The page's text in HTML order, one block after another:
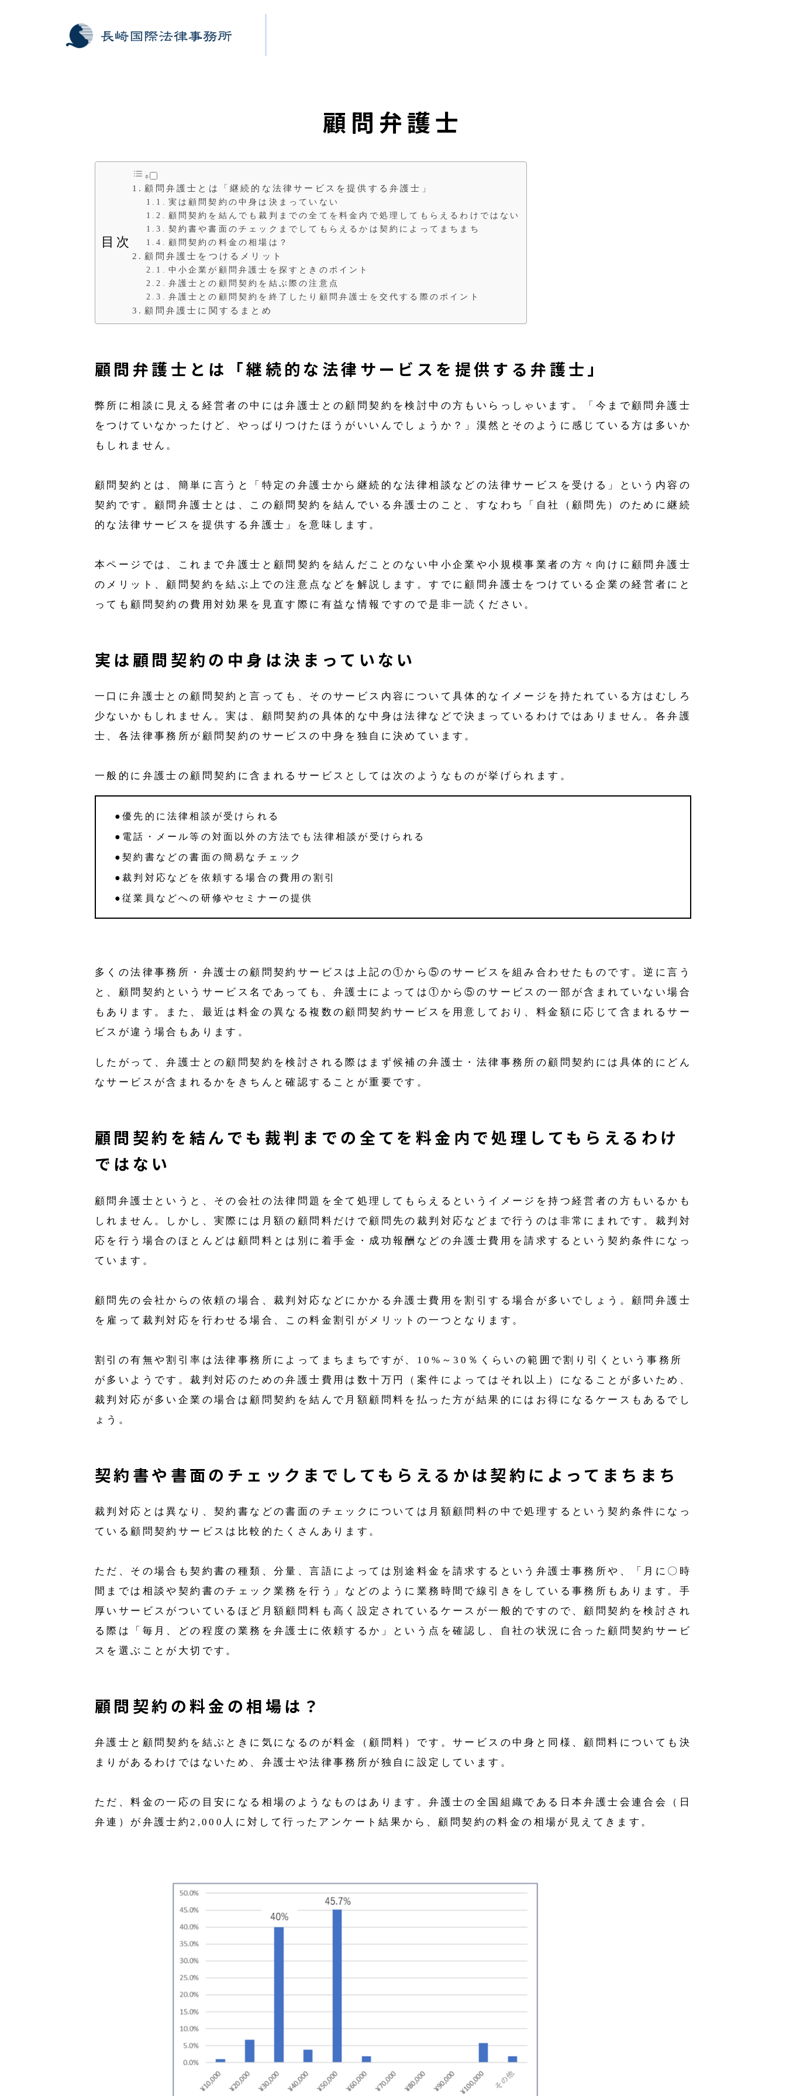
顧問弁護士
目次
顧問弁護士とは「継続的な法律サービスを提供する弁護士」
実は顧問契約の中身は決まっていない
顧問契約を結んでも裁判までの全てを料金内で処理してもらえるわけではない
契約書や書面のチェックまでしてもらえるかは契約によってまちまち
顧問契約の料金の相場は？
顧問弁護士をつけるメリット
中小企業が顧問弁護士を探すときのポイント
弁護士との顧問契約を結ぶ際の注意点
弁護士との顧問契約を終了したり顧問弁護士を交代する際のポイント
顧問弁護士に関するまとめ
顧問弁護士とは「継続的な法律サービスを提供する弁護士」
弊所に相談に見える経営者の中には弁護士との顧問契約を検討中の方もいらっしゃいます。「今まで顧問弁護士
をつけていなかったけど、やっぱりつけたほうがいいんでしょうか？」漠然とそのように感じている方は多いか
もしれません。
顧問契約とは、簡単に言うと「特定の弁護士から継続的な法律相談などの法律サービスを受ける」という内容の
契約です。顧問弁護士とは、この顧問契約を結んでいる弁護士のこと、すなわち「自社（顧問先）のために継続
的な法律サービスを提供する弁護士」を意味します。
本ページでは、これまで弁護士と顧問契約を結んだことのない中小企業や小規模事業者の方々向けに顧問弁護士
のメリット、顧問契約を結ぶ上での注意点などを解説します。すでに顧問弁護士をつけている企業の経営者にと
っても顧問契約の費用対効果を見直す際に有益な情報ですので是非一読ください。
実は顧問契約の中身は決まっていない
一口に弁護士との顧問契約と言っても、そのサービス内容について具体的なイメージを持たれている方はむしろ
少ないかもしれません。実は、顧問契約の具体的な中身は法律などで決まっているわけではありません。各弁護
士、各法律事務所が顧問契約のサービスの中身を独自に決めています。
一般的に弁護士の顧問契約に含まれるサービスとしては次のようなものが挙げられます。
●優先的に法律相談が受けられる
●電話・メール等の対面以外の方法でも法律相談が受けられる
●契約書などの書面の簡易なチェック
●裁判対応などを依頼する場合の費用の割引
●従業員などへの研修やセミナーの提供
多くの法律事務所・弁護士の顧問契約サービスは上記の①から⑤のサービスを組み合わせたものです。逆に言う
と、顧問契約というサービス名であっても、弁護士によっては①から⑤のサービスの一部が含まれていない場合
もあります。また、最近は料金の異なる複数の顧問契約サービスを用意しており、料金額に応じて含まれるサー
ビスが違う場合もあります。
したがって、弁護士との顧問契約を検討される際はまず候補の弁護士・法律事務所の顧問契約には具体的にどん
なサービスが含まれるかをきちんと確認することが重要です。
顧問契約を結んでも裁判までの全てを料金内で処理してもらえるわけ
ではない
顧問弁護士というと、その会社の法律問題を全て処理してもらえるというイメージを持つ経営者の方もいるかも
しれません。しかし、実際には月額の顧問料だけで顧問先の裁判対応などまで行うのは非常にまれです。裁判対
応を行う場合のほとんどは顧問料とは別に着手金・成功報酬などの弁護士費用を請求するという契約条件になっ
ています。
顧問先の会社からの依頼の場合、裁判対応などにかかる弁護士費用を割引する場合が多いでしょう。顧問弁護士
を雇って裁判対応を行わせる場合、この料金割引がメリットの一つとなります。
割引の有無や割引率は法律事務所によってまちまちですが、10%～30％くらいの範囲で割り引くという事務所
が多いようです。裁判対応のための弁護士費用は数十万円（案件によってはそれ以上）になることが多いため、
裁判対応が多い企業の場合は顧問契約を結んで月額顧問料を払った方が結果的にはお得になるケースもあるでし
ょう。
契約書や書面のチェックまでしてもらえるかは契約によってまちまち
裁判対応とは異なり、契約書などの書面のチェックについては月額顧問料の中で処理するという契約条件になっ
ている顧問契約サービスは比較的たくさんあります。
ただ、その場合も契約書の種類、分量、言語によっては別途料金を請求するという弁護士事務所や、「月に〇時
間までは相談や契約書のチェック業務を行う」などのように業務時間で線引きをしている事務所もあります。手
厚いサービスがついているほど月額顧問料も高く設定されているケースが一般的ですので、顧問契約を検討され
る際は「毎月、どの程度の業務を弁護士に依頼するか」という点を確認し、自社の状況に合った顧問契約サービ
スを選ぶことが大切です。
顧問契約の料金の相場は？
弁護士と顧問契約を結ぶときに気になるのが料金（顧問料）です。サービスの中身と同様、顧問料についても決
まりがあるわけではないため、弁護士や法律事務所が独自に設定しています。
ただ、料金の一応の目安になる相場のようなものはあります。弁護士の全国組織である日本弁護士会連合会（日
弁連）が弁護士約2,000人に対して行ったアンケート結果から、顧問契約の料金の相場が見えてきます。